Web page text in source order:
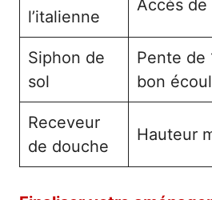
l’italienne
Accès de
Siphon de
sol
Pente de
bon
Receveur
de douche
Hauteur